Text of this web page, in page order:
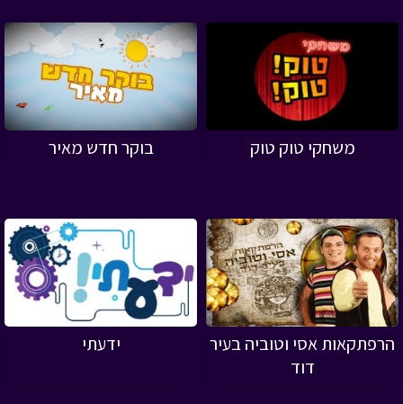
משחקי טוק טוק בוקר חדש מאיר
הרפתקאות אסי וטוביה בעיר
דוד
ידעתי